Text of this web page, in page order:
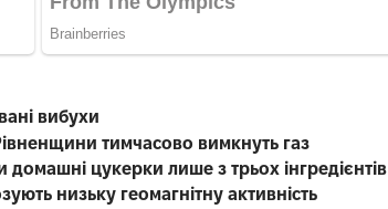
вибухи
тимчасово вимкнуть газ
домашні цукерки лише з трьох інгредієнтів
низьку геомагнітну активність